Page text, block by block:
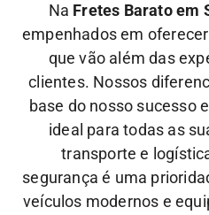
Na Fretes Barato em
empenhados em
que vão além das
clientes. Nossos
base do nosso sucesso
ideal para todas as
transporte e
segurança é uma
veículos modernos e